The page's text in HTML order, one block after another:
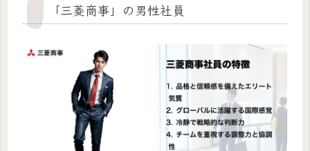
「三菱商事」の男性社員